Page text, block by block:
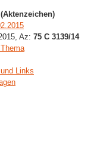
Az: 75 C 3139/14
Links